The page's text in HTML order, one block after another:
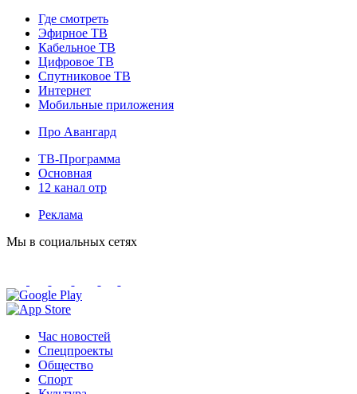
Где смотреть
Эфирное ТВ
Кабельное ТВ
Цифровое ТВ
Спутниковое ТВ
Интернет
Мобильные приложения
Про Авангард
ТВ-Программа
Основная
12 канал отр
Реклама
Мы в социальных сетях
Час новостей
Спецпроекты
Общество
Спорт